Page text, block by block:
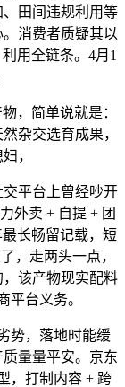
田间违规利用等
消费者质疑其以
用全链条。4月1
，简单说就是：
杂交选育成果，
，
平台上曾经吵开
外卖 + 自提 + 团
长畅留记载，短
，走两头一点，
，该产物现实配料
平台义务。
，落地时能缓
量量平安。京东
，打制内容 + 跨